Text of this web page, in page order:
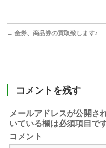
← 金券、商品券の買取致します♪
コメントを残す
メールアドレスが公開さ
いている欄は必須項目で
コメント